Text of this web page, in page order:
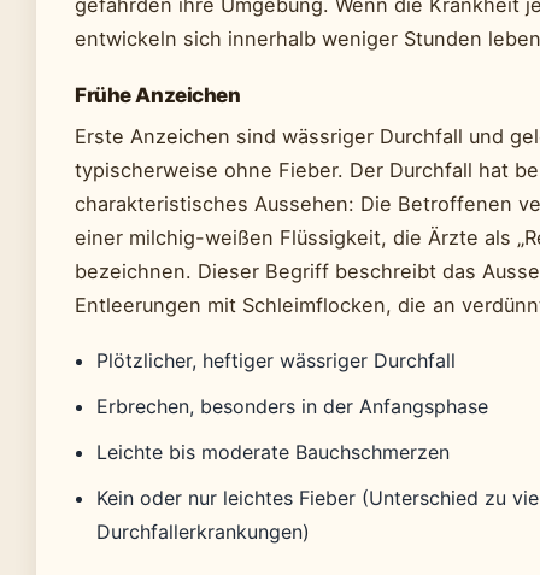
gefährden ihre Umgebung. Wenn die Krankheit
entwickeln sich innerhalb weniger Stunden
Frühe Anzeichen
Erste Anzeichen sind wässriger Durchfall und
typischerweise ohne Fieber. Der Durchfall hat
charakteristisches Aussehen: Die Betroffenen
einer milchig-weißen Flüssigkeit, die Ärzte als
bezeichnen. Dieser Begriff beschreibt das
Entleerungen mit Schleimflocken, die an
Plötzlicher, heftiger wässriger Durchfall
Erbrechen, besonders in der Anfangsphase
Leichte bis moderate Bauchschmerzen
Kein oder nur leichtes Fieber (Unterschied zu
Durchfallerkrankungen)